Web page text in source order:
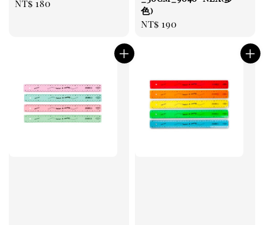
Regular
NT$ 180
色)
Regular
NT$ 190